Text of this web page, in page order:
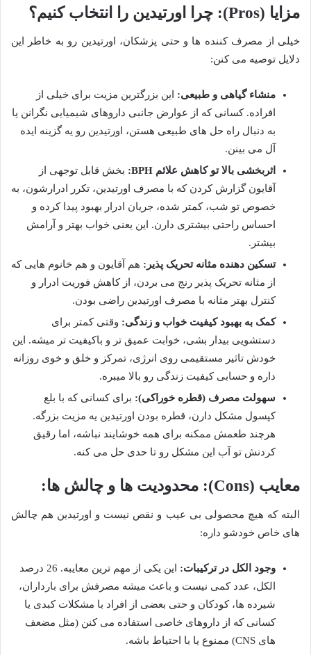
مزایا (Pros): چرا اورتیدین را انتخاب کنیم؟
خیلی از مصرف کننده ها و حتی پزشکان، اورتیدین رو به خاطر این
دلایل توصیه می کنن:
منشاء گیاهی و طبیعی: این بزرگترین مزیت برای خیلی از
افراده. کسانی که از عوارض جانبی داروهای شیمیایی نگرانن یا
به دنبال راه حل های طبیعی هستن، اورتیدین رو یه گزینه ایده
آل می بینن.
اثربخشی بالا تو کاهش علائم BPH:
بخش قابل توجهی از
آقایون گزارش کردن که با مصرف اورتیدین، تکرر ادرارشون، به
خصوص تو شب، کمتر شده، جریان ادرار بهبود پیدا کرده و
احساس راحتی بیشتری دارن. این یعنی خواب بهتر و آرامش
بیشتر.
تسکین دهنده مثانه تحریک پذیر: هم آقایون و هم خانوم هایی که
از مثانه تحریک پذیر رنج می بردن، از کاهش فوریت ادرار و
کنترل بهتر مثانه با مصرف اورتیدین راضی بودن.
کمک به بهبود کیفیت خواب و زندگی: وقتی کمتر برای
دستشویی بیدار بشی، خوابت عمیق تر و باکیفیت تر میشه. این
خودش تاثیر مستقیمی روی انرژی، تمرکز و خلق و خوی روزانه
داره و حسابی کیفیت زندگی رو بالا میبره.
سهولت مصرف (قطره خوراکی): برای کسانی که با بلع
کپسول مشکل دارن، قطره بودن اورتیدین یه مزیت بزرگه.
هرچند طعمش ممکنه برای همه خوشایند نباشه، اما رقیق
کردنش تو آب این مشکل رو تا حدی حل می کنه.
معایب (Cons): محدودیت ها و چالش ها:
البته که هیچ محصولی بی عیب و نقص نیست و اورتیدین هم چالش
های خاص خودشو داره:
وجود الکل در ترکیبات:
این یکی از مهم ترین معایبه. 26 درصد
الکل، عدد کمی نیست و باعث میشه مصرفش برای بارداران،
شیرده ها، کودکان و حتی بعضی از افراد با مشکلات کبدی یا
کسانی که از داروهای خاصی استفاده می کنن (مثل مضعف
های CNS) ممنوع یا با احتیاط باشه.